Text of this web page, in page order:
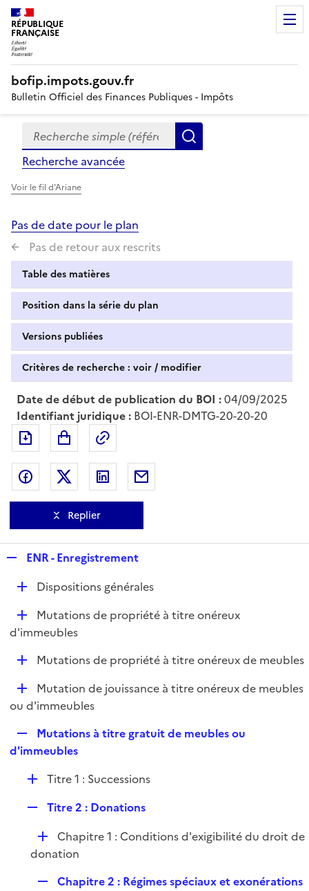
RÉPUBLIQUE
FRANÇAISE
bofip.impots.gouv.fr
Bulletin Officiel des Finances Publiques - Impôts
Formulaire
de
recherche
Recherche simple (références, mots clés, partie du
Recherche avancée
Voir le fil d'Ariane
Pas de date pour le plan
Pas de retour aux rescrits
Table des matières
Position dans la série du plan
Versions publiées
Critères de recherche : voir / modifier
Date de début de publication du BOI :04/09/2025
Identifiant juridique : BOI-ENR-DMTG-20-20-20
Exporter le document au format pdf
Partager sur Facebook
Partager sur Twitter
Partager sur LinkedIn
Replier
p
l
i
e
r
ENR - Enregistrement
D
l
Dispositions générales
D
é
e
r
Mutations de propriété à titre onéreux
d'immeubles
D
l
r
Mutations de propriété à titre onéreux de meubles
D
é
i
e
r
Mutation de jouissance à titre onéreux de meubles
ou d'immeubles
e
l
Mutations à titre gratuit de meubles ou
d'immeubles
D
l
i
e
r
Titre 1 : Successions
p
l
Titre 2 : Donations
D
é
Chapitre 1 : Conditions d'exigibilité du droit de
donation
Chapitre 2 : Régimes spéciaux et exonérations